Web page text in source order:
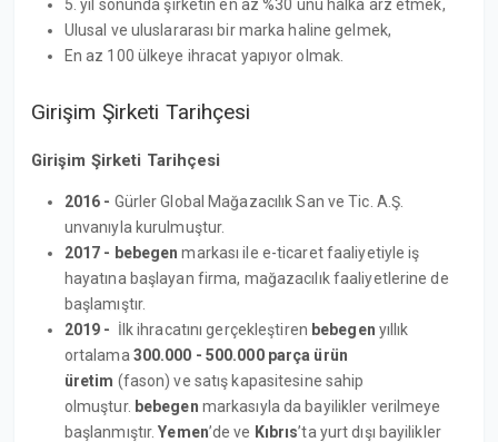
5. yıl sonunda şirketin en az %30 unu halka arz etmek,
Ulusal ve uluslararası bir marka haline gelmek,
En az 100 ülkeye ihracat yapıyor olmak.
Girişim Şirketi Tarihçesi
Girişim Şirketi Tarihçesi
2016 - Gürler Global Mağazacılık San ve Tic. A.Ş.
unvanıyla kurulmuştur.
2017 - bebegen markası ile e-ticaret faaliyetiyle iş
hayatına başlayan firma, mağazacılık faaliyetlerine de
başlamıştır.
2019 - İlk ihracatını gerçekleştiren bebegen yıllık
ortalama 300.000 - 500.000 parça ürün
üretim (fason) ve satış kapasitesine sahip
olmuştur. bebegen markasıyla da bayilikler verilmeye
başlanmıştır.Yemen’de ve Kıbrıs’ta yurt dışı bayilikler